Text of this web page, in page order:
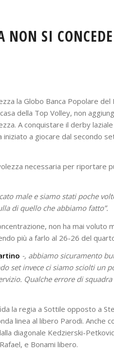
NON SI
la Globo Banca Popolare del
della Top Volley, non
A conquistare il derby
iniziato a giocare dal secondo
necessaria per riportare
male e siamo stati poche
di quello che abbiamo fatto”.
non ha mai voluto
più a farlo al 26-26 del
-, abbiamo sicuramento
set invece ci siamo sciolti un
Qualche errore di
la regia a Sottile opposto a
linea al libero Parodi. Anche
diagonale Kedzierski-
e Bonami libero.